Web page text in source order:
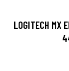
LOGITECH MX